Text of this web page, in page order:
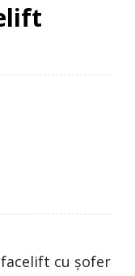
facelift cu șofer